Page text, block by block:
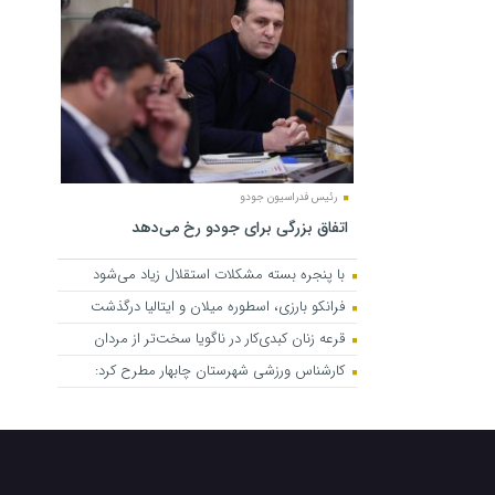
رئیس فدراسیون جودو
اتفاق بزرگی برای جودو رخ می‌دهد
با پنجره بسته مشکلات استقلال زیاد می‌شود
فرانکو بارزی، اسطوره میلان و ایتالیا درگذشت
قرعه زنان کبدی‌کار در ناگویا سخت‌تر از مردان
کارشناس ورزشی شهرستان چابهار مطرح کرد: